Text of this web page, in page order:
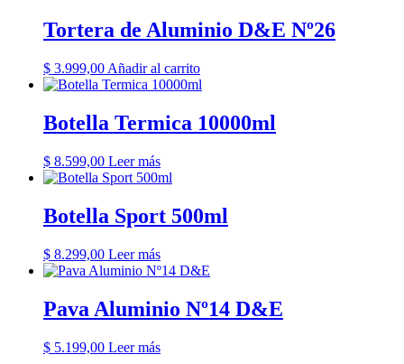
Tortera de Aluminio D&E Nº26
$ 3.999,00 Añadir al carrito
Botella Termica 10000ml
$ 8.599,00 Leer más
Botella Sport 500ml
$ 8.299,00 Leer más
Pava Aluminio Nº14 D&E
$ 5.199,00 Leer más